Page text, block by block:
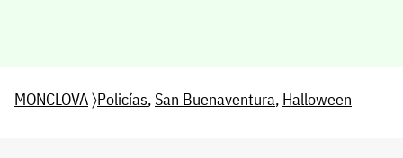
MONCLOVA〉Policías, San Buenaventura, Halloween